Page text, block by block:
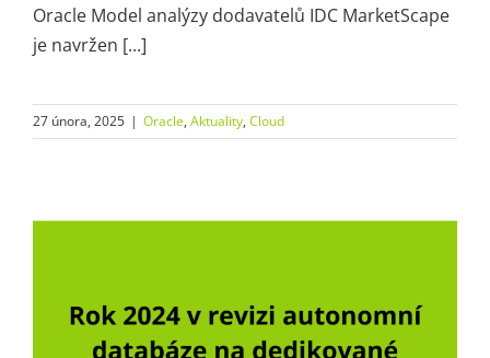
Oracle Model analýzy dodavatelů IDC MarketScape
je navržen [...]
27 února, 2025 | Oracle, Aktuality, Cloud